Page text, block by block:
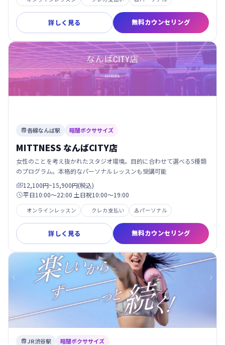
詳しく見る 無料カウンセリング
各線なんば駅 暗闇ボクササイズ
MITTNESS なんばCITY店
女性のことを考え抜かれたスタジオ環境。目的に合わせて選べる5種類
のプログラム。本格的なパーソナルレッスンも受講可能
12,100円~15,900円(税込)
平日10:00～22:00 土日祝10:00～19:00
オンラインレッスン クレカ支払い パーソナル
詳しく見る 無料カウンセリング
 JR渋谷駅 暗闇ボクササイズ